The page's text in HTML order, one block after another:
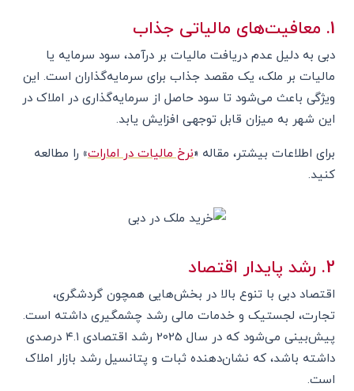
1. معافیت‌های مالیاتی جذاب
دبی به دلیل عدم دریافت مالیات بر درآمد، سود سرمایه یا
مالیات بر ملک، یک مقصد جذاب برای سرمایه‌گذاران است. این
ویژگی باعث می‌شود تا سود حاصل از سرمایه‌گذاری در املاک در
این شهر به میزان قابل توجهی افزایش یابد.
برای اطلاعات بیشتر، مقاله «نرخ مالیات در امارات» را مطالعه
کنید.
2. رشد پایدار اقتصاد
اقتصاد دبی با تنوع بالا در بخش‌هایی همچون گردشگری،
تجارت، لجستیک و خدمات مالی رشد چشمگیری داشته است.
پیش‌بینی می‌شود که در سال 2025 رشد اقتصادی ۴.۱ درصدی
داشته باشد، که نشان‌دهنده ثبات و پتانسیل رشد بازار املاک
است.